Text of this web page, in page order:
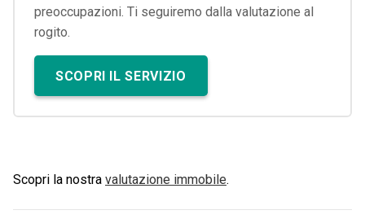
preoccupazioni. Ti seguiremo dalla valutazione al
rogito.
SCOPRI IL SERVIZIO
Scopri la nostra valutazione immobile.